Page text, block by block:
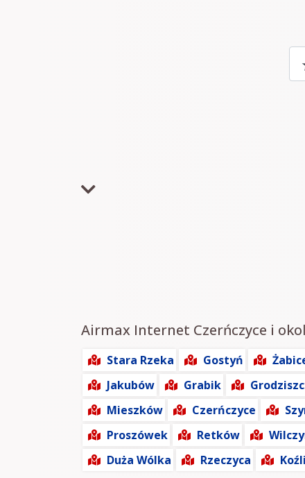
Airmax Internet Czerńczyce i
Stara Rzeka Gostyń
Jakubów
Grabik
Mieszków
Czerńczyce
Proszówek
Retków
Duża Wólka
Rzeczyca